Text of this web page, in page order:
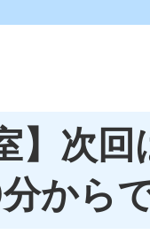
】次
から